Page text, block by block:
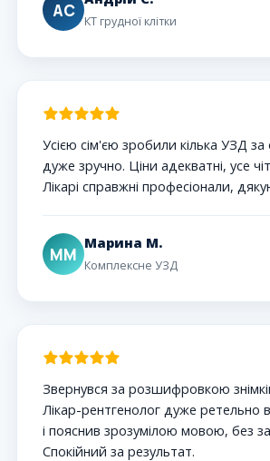
АС
КТ грудної клітки
Усією сім'єю зробили кілька УЗД
дуже зручно. Ціни адекватні, усе
Лікарі справжні професіонали,
ММ
Марина М.
Комплексне УЗД
Звернувся за розшифровкою
Лікар-рентгенолог дуже ретельно
і пояснив зрозумілою мовою, без
Спокійний за результат.